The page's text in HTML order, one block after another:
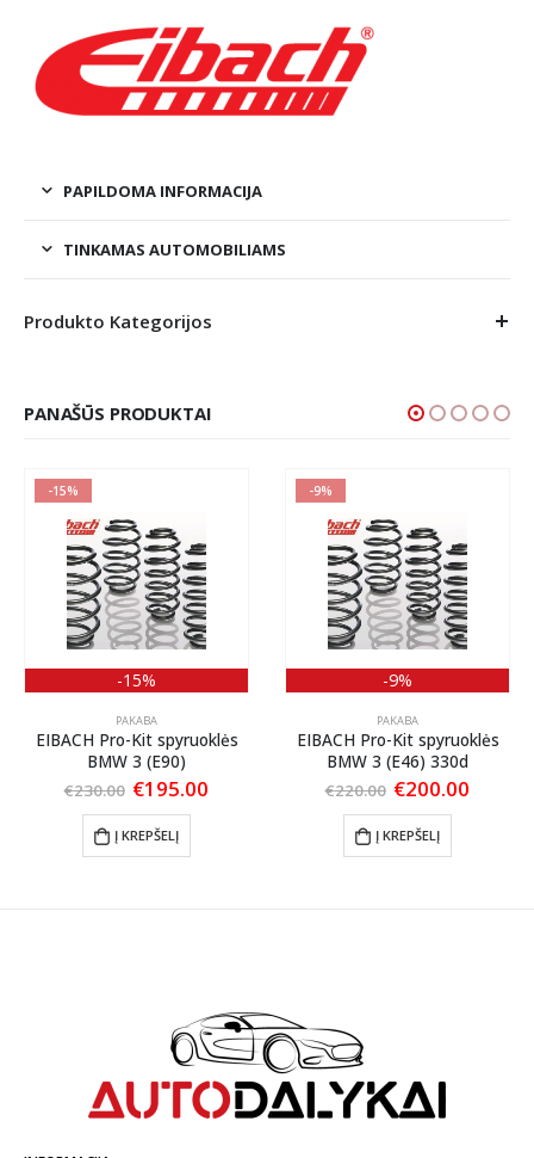
PAPILDOMA INFORMACIJA
TINKAMAS AUTOMOBILIAMS
Produkto Kategorijos
PANAŠŪS PRODUKTAI
-15%
-15%
PAKABA
EIBACH Pro-Kit spyruoklės
BMW 3 (E90)
€230.00 Original
was:
€230.00.
€195.00
Į KREPŠELĮ
-9%
-9%
PAKABA
EIBACH Pro-Kit spyruoklės
BMW 3 (E46) 330d
€220.00 Original
was:
€220.00.
€200.00
Į KREPŠELĮ